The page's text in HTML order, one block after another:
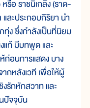
หรือ ราชนิเกลิง (ราด-
ละประกอบกิริยา นำ
ทุ่ง ซึ่งกำลังเป็นที่นิยม
ท้ มีบทพูด และ
ก่อนการแสดง บาง
กหลังเวที เพื่อให้ผู้
งรักหักสวาท และ
ปัจจุบัน